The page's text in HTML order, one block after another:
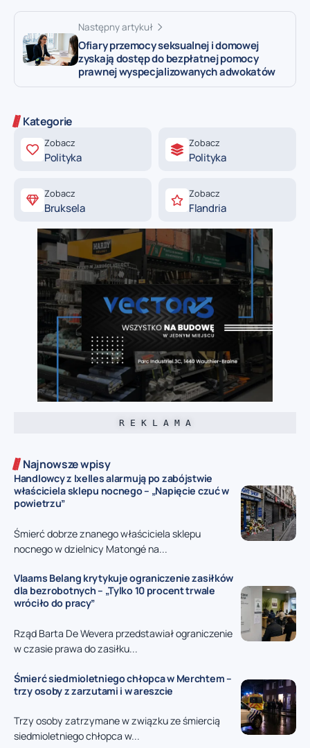
Następny artykuł
Ofiary przemocy seksualnej i domowej
zyskają dostęp do bezpłatnej pomocy
prawnej wyspecjalizowanych adwokatów
Kategorie
Zobacz
Polityka
Zobacz
Polityka
Zobacz
Bruksela
Zobacz
Flandria
R E K L A M A
Najnowsze wpisy
Handlowcy z Ixelles alarmują po zabójstwie
właściciela sklepu nocnego – „Napięcie czuć w
powietrzu”
Śmierć dobrze znanego właściciela sklepu
nocnego w dzielnicy Matongé na...
Vlaams Belang krytykuje ograniczenie zasiłków
dla bezrobotnych – „Tylko 10 procent trwale
wróciło do pracy”
Rząd Barta De Wevera przedstawiał ograniczenie
w czasie prawa do zasiłku...
Śmierć siedmioletniego chłopca w Merchtem –
trzy osoby z zarzutami i w areszcie
Trzy osoby zatrzymane w związku ze śmiercią
siedmioletniego chłopca w...